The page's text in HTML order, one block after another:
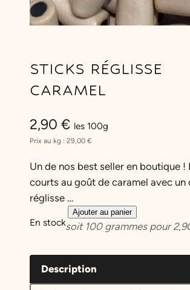
STICKS RÉGLISSE
CARAMEL
2,90 € les 100g
Prix au kg : 29,00 €
Un de nos best seller en boutique !
courts au goût de caramel avec un
réglisse …
En stock
u
t
Ajouter au panier
soit 100grammes pour
Description